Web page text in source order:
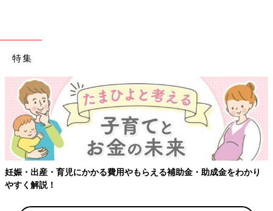
■市山：たしかに、前述の調査では未婚者の3人に1人が交際を望
んでいない。データでは6割の男女が異性との交際経験があると
いうことですが、逆にいえば4割に交際経験がないということ。
そりゃ、子どもの数も減るよねという感じです。
■河合：今の時代は、男女交際以外で満たされる手段がいくらで
もありますからね。
■市山：SNSで何となく人とつながっている感覚が常にある、と
特集
妊娠・出産・育児にかかる費用やもらえる補助金・助成金をわかり
やすく解説！